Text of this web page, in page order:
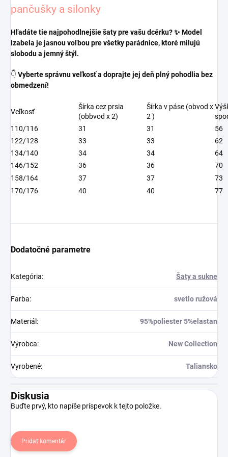
pančušky a silonky
Hľadáte tie najpohodlnejšie šaty pre vašu dcérku? ✨ Model
Izabela je jasnou voľbou pre všetky parádnice, ktoré milujú
slobodu a jemný štýl.
👇 Vyberte správnu veľkosť a doprajte jej deň plný pohodlia bez
obmedzení!
Veľkosť
Šírka cez prsia
(obbvod x 2)
Šírka v páse (obvod x
2 )
110/116
31 31
56
122/128
33 33
62
134/140
34 34
64
146/152
36 36
70
158/164
37 37
73
170/176
40 40 77
Dodatočné parametre
Kategória: Šaty a sukne
Farba: svetlo ružová
Materiál : 95%poliester 5%elastan
Výrobca: New Collection
Vyrobené: Taliansko
Diskusia
Buďte prvý, kto napíše príspevok k tejto položke.
Pridať komentár